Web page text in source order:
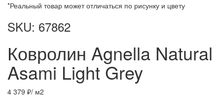
*Реальный товар может отличаться по рисунку и цвету
SKU: 67862
Ковролин Agnella Natural
Asami Light Grey
4 379 ₽/ м2